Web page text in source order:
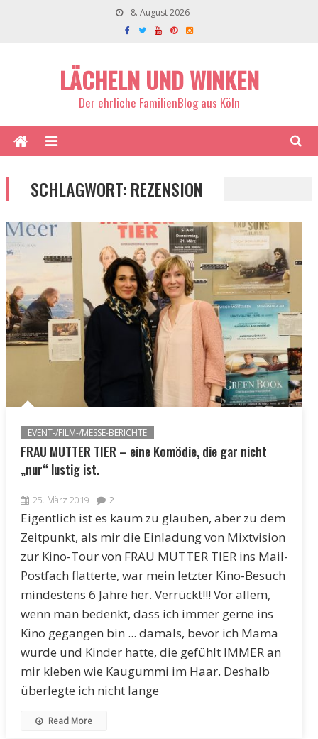
8. August 2026
LÄCHELN UND WINKEN
Der ehrliche FamilienBlog aus Köln
SCHLAGWORT:REZENSION
EVENT-/FILM-/MESSE-BERICHTE
FRAU MUTTER TIER – eine Komödie, die gar nicht
„nur“ lustig ist.
25. März 2019 2
Eigentlich ist es kaum zu glauben, aber zu dem
Zeitpunkt, als mir die Einladung von Mixtvision
zur Kino-Tour von FRAU MUTTER TIER ins Mail-
Postfach flatterte, war mein letzter Kino-Besuch
mindestens 6 Jahre her. Verrückt!!! Vor allem,
wenn man bedenkt, dass ich immer gerne ins
Kino gegangen bin ... damals, bevor ich Mama
wurde und Kinder hatte, die gefühlt IMMER an
mir kleben wie Kaugummi im Haar. Deshalb
überlegte ich nicht lange
Read More